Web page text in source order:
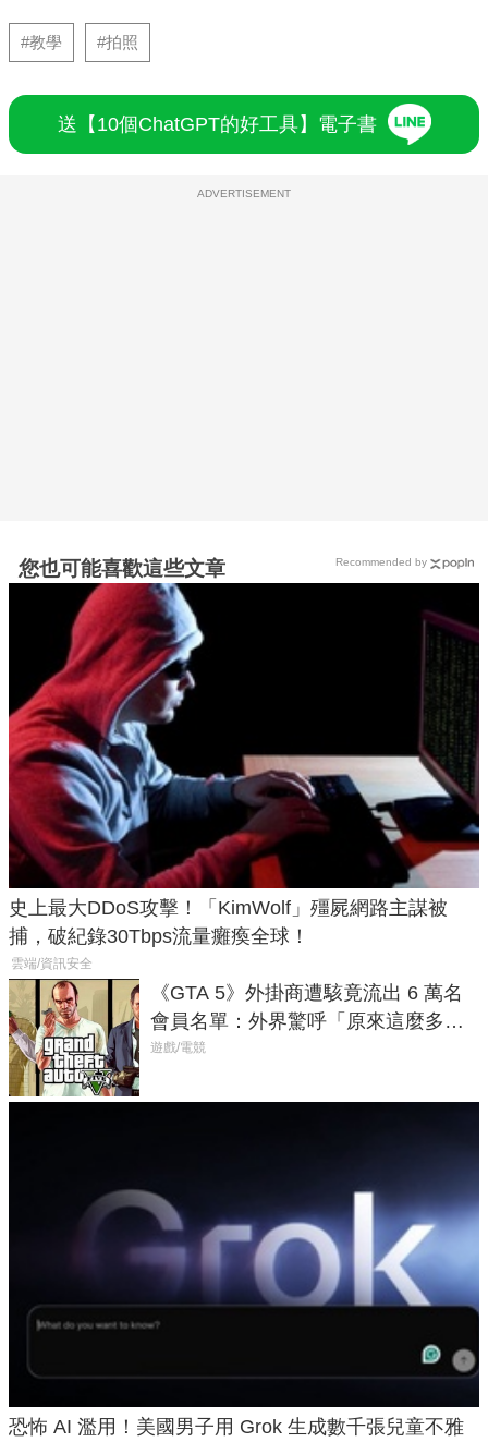
#教學 #拍照
送【10個ChatGPT的好工具】電子書
ADVERTISEMENT
您也可能喜歡這些文章
史上最大DDoS攻擊！「KimWolf」殭屍網路主謀被
捕，破紀錄30Tbps流量癱瘓全球！
雲端/資訊安全
《GTA 5》外掛商遭駭竟流出 6 萬名
會員名單：外界驚呼「原來這麼多人
在開掛！」
遊戲/電競
恐怖 AI 濫用！美國男子用 Grok 生成數千張兒童不雅
Recommended by